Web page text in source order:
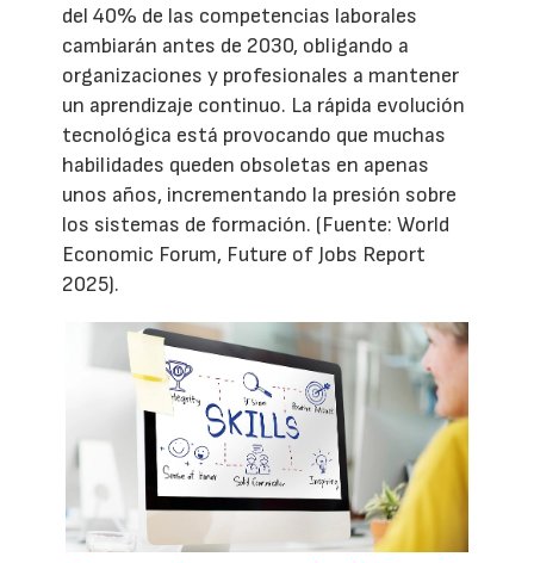
del 40% de las competencias laborales
cambiarán antes de 2030, obligando a
organizaciones y profesionales a mantener
un aprendizaje continuo. La rápida evolución
tecnológica está provocando que muchas
habilidades queden obsoletas en apenas
unos años, incrementando la presión sobre
los sistemas de formación. (Fuente: World
Economic Forum, Future of Jobs Report
2025).